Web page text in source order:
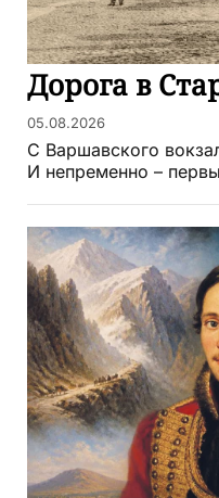
Дорога в
05.08.2026
С Варшавского
И непременно –